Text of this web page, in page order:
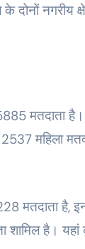
दोनों नगरीय
मतदाता
महिला
मतदाता है,
शामिल है।